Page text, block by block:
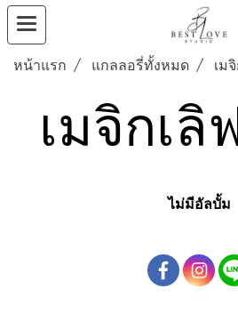
หน้าแรก แกลลอรี่ทั้งหมด เม
เมจิกเลิ
ไม่มีอัลบั้ม